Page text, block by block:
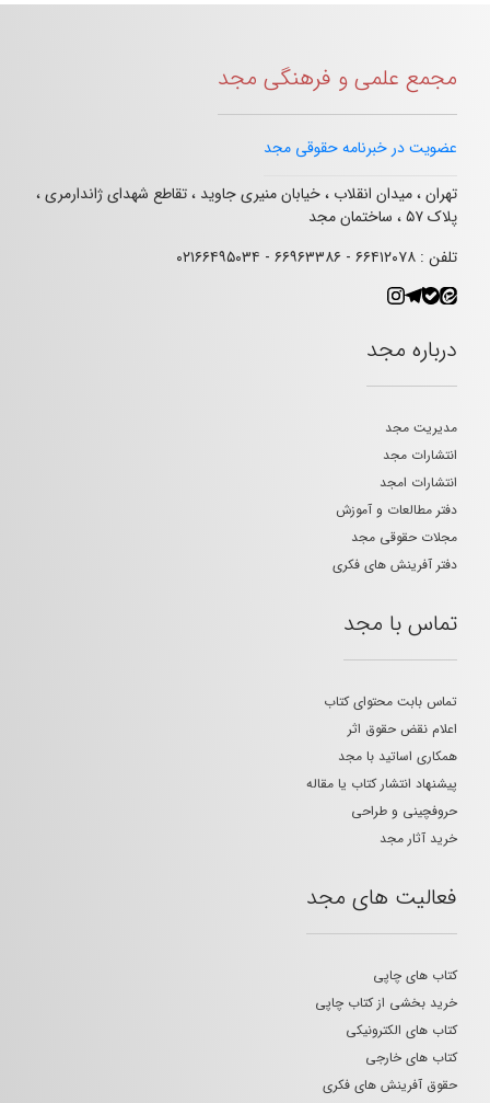
مجمع علمی و فرهنگی مجد
عضویت در خبرنامه حقوقی مجد
تهران ، میدان انقلاب ، خیابان منیری جاوید ، تقاطع شهدای ژاندارمری ،
پلاک ۵۷ ، ساختمان مجد
تلفن : ۶۶۴۱۲۰۷۸ - ۶۶۹۶۳۳۸۶ - ۰۲۱۶۶۴۹۵۰۳۴
درباره مجد
مدیریت مجد
انتشارات مجد
انتشارات امجد
دفتر مطالعات و آموزش
مجلات حقوقی مجد
دفتر آفرینش های فکری
تماس با مجد
تماس بابت محتوای کتاب
اعلام نقض حقوق اثر
همکاری اساتید با مجد
پیشنهاد انتشار کتاب یا مقاله
حروفچینی و طراحی
خرید آثار مجد
فعالیت های مجد
کتاب های چاپی
خرید بخشی از کتاب چاپی
کتاب های الکترونیکی
کتاب های خارجی
حقوق آفرینش های فکری